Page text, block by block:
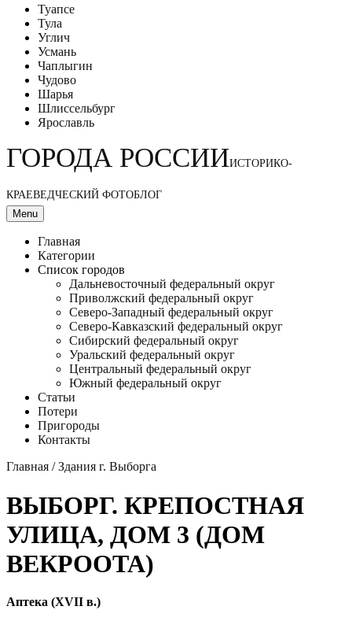
Туапсе
Тула
Углич
Усмань
Чаплыгин
Чудово
Шарья
Шлиссельбург
Ярославль
ГОРОДА РОССИИИСТОРИКО-
КРАЕВЕДЧЕСКИЙ ФОТОБЛОГ
Menu
Главная
Категории
Список городов
Дальневосточный федеральный округ
Приволжский федеральный округ
Северо-Западный федеральный округ
Северо-Кавказский федеральный округ
Сибирский федеральный округ
Уральский федеральный округ
Центральный федеральный округ
Южный федеральный округ
Статьи
Потери
Пригороды
Контакты
Главная /Здания г. Выборга
ВЫБОРГ. КРЕПОСТНАЯ
УЛИЦА, ДОМ 3 (ДОМ
ВЕКРООТА)
Аптека (XVII в.)